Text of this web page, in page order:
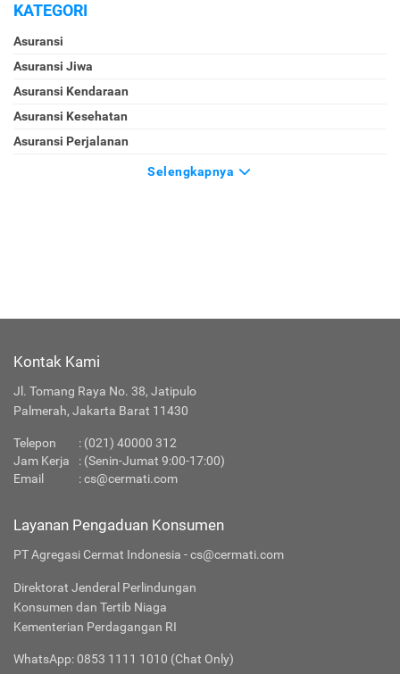
KATEGORI
Asuransi
Asuransi Jiwa
Asuransi Kendaraan
Asuransi Kesehatan
Asuransi Perjalanan
Selengkapnya
Kontak Kami
Jl. Tomang Raya No. 38, Jatipulo
Palmerah, Jakarta Barat 11430
Telepon : (021) 40000 312
Jam Kerja
: (Senin-Jumat 9:00-17:00)
Email
:cs@cermati.com
Layanan Pengaduan Konsumen
PT Agregasi Cermat Indonesia - cs@cermati.com
Direktorat Jenderal Perlindungan
Konsumen dan Tertib Niaga
Kementerian Perdagangan RI
WhatsApp: 0853 1111 1010 (Chat Only)